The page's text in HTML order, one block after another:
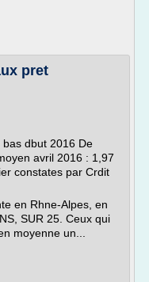
pret
dbut 2016 De
avril 2016 : 1,97
constates par Crdit
en Rhne-Alpes, en
SUR 25. Ceux qui
moyenne un...